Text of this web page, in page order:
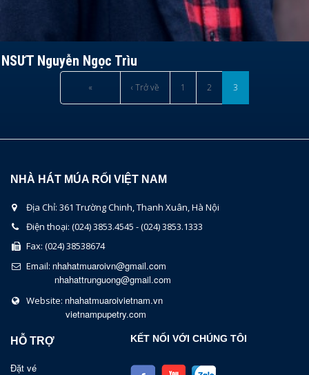
NSƯT Nguyễn Ngọc Trìu
« ‹ Trở về 1 2 3
NHÀ HÁT MÚA RỐI VIỆT NAM
Địa Chỉ: 361 Trường Chinh, Thanh Xuân, Hà Nội
Điện thoại: (024) 3853.4545 - (024) 3853.1333
Fax: (024) 38538674
Email: nhahatmuaroivn@gmail.com
nhahattrunguong@gmail.com
Website: nhahatmuaroivietnam.vn
vietnampupetry.com
HỖ TRỢ
Đặt vé
KẾT NỐI VỚI CHÚNG TÔI